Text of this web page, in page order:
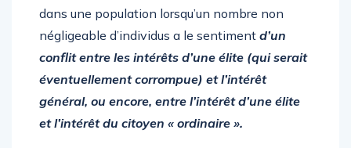
dans une population lorsqu’un nombre non
négligeable d’individus a le sentiment d’un
conflit entre les intérêts d’une élite (qui serait
éventuellement corrompue) et l’intérêt
général, ou encore, entre l’intérêt d’une élite
et l’intérêt du citoyen « ordinaire ».